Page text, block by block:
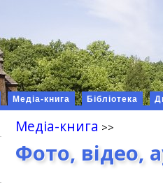
Медіа-книга Бібліотека
Медіа-книга
Фото, відео,